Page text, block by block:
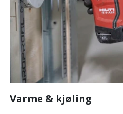
Varme & kjøling